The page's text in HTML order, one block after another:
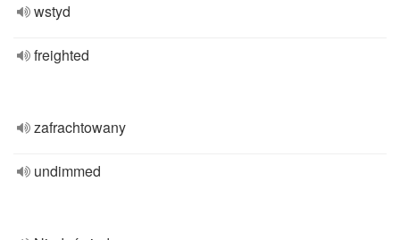
wstyd
freighted
zafrachtowany
undimmed